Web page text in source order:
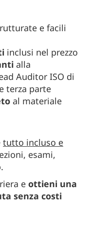
e facili
inclusi nel prezzo
alla
Auditor ISO di
terza parte
al materiale
tutto incluso e
esami,
e ottieni una
senza costi